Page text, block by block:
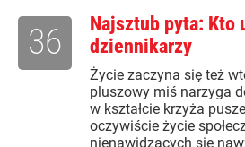
Najsztub pyta: Kto
dziennikarzy
Życie zaczyna się też
pluszowy miś narzyga
w kształcie krzyża
oczywiście życie
nienawidzących się
36